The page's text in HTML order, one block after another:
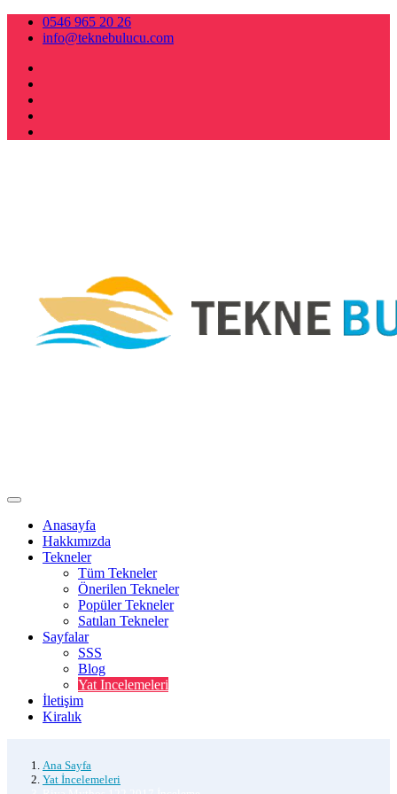
0546 965 20 26
info@teknebulucu.com
Anasayfa
Hakkımızda
Tekneler
Tüm Tekneler
Önerilen Tekneler
Popüler Tekneler
Satılan Tekneler
Sayfalar
SSS
Blog
Yat Incelemeleri
İletişim
Kiralık
Ana Sayfa
Yat İncelemeleri